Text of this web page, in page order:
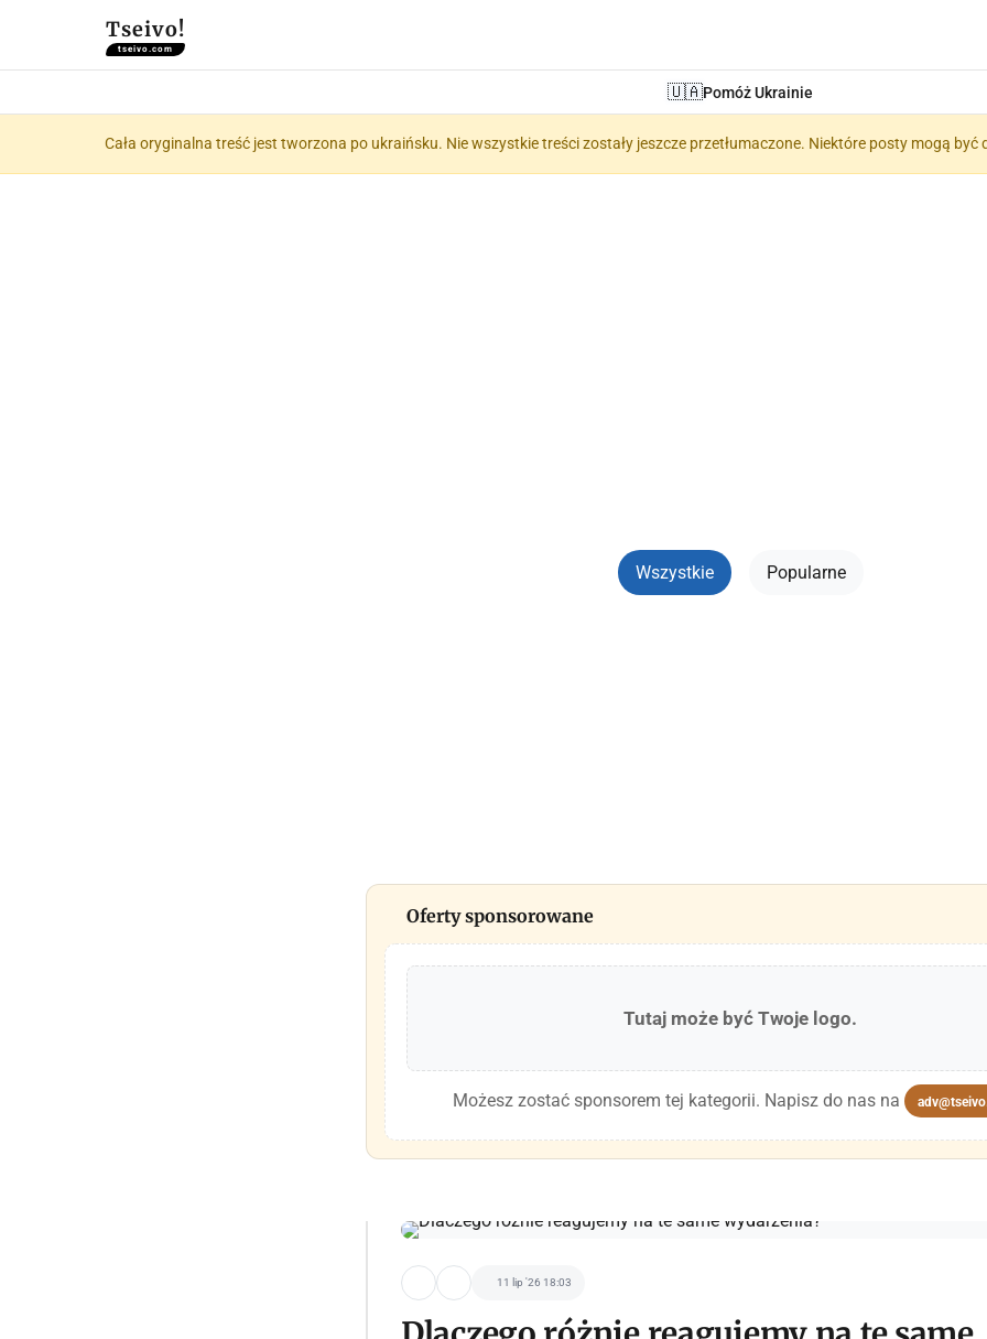
Tseivo!
tseivo.com
🇺🇦Pomóż Ukrainie
Cała oryginalna treść jest tworzona po ukraińsku. Nie wszystkie treści zostały jeszcze przetłumaczone. Niektóre posty mogą
Wszystkie Popularne
Oferty sponsorowane
Tutaj może być Twoje logo.
Możesz zostać sponsorem tej kategorii. Napisz do nas na
11 lip '26 18:03